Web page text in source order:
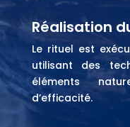
Réalisation
Le rituel est
utilisant des
éléments
d’efficacité.